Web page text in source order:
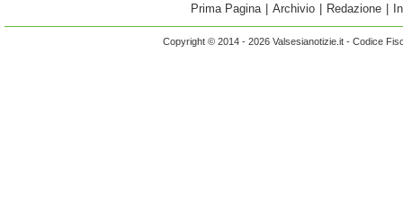
Prima Pagina | Archivio | Redazione |
Copyright © 2014 - 2026 Valsesianotizie.it - Codice